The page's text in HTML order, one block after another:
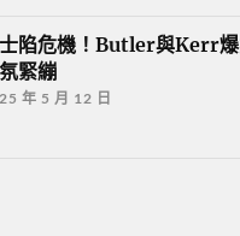
陷危機！Butler與Kerr爆
緊繃
年 5 月 12 日